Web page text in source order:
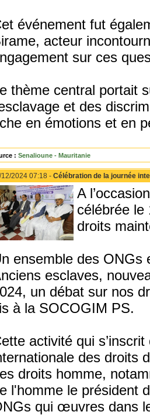
événement fut
acteur
sur ces
thème central portait
et des
en émotions et en
: Senalioune - Mauritanie
2024 07:18 - Célébration de la journée
A
célébrée le
droits
ensemble des ONGs
esclaves,
un débat sur nos
à la SOCOGIM PS.
activité qui
des droits
droits homme,
l'homme le président
qui œuvres dans